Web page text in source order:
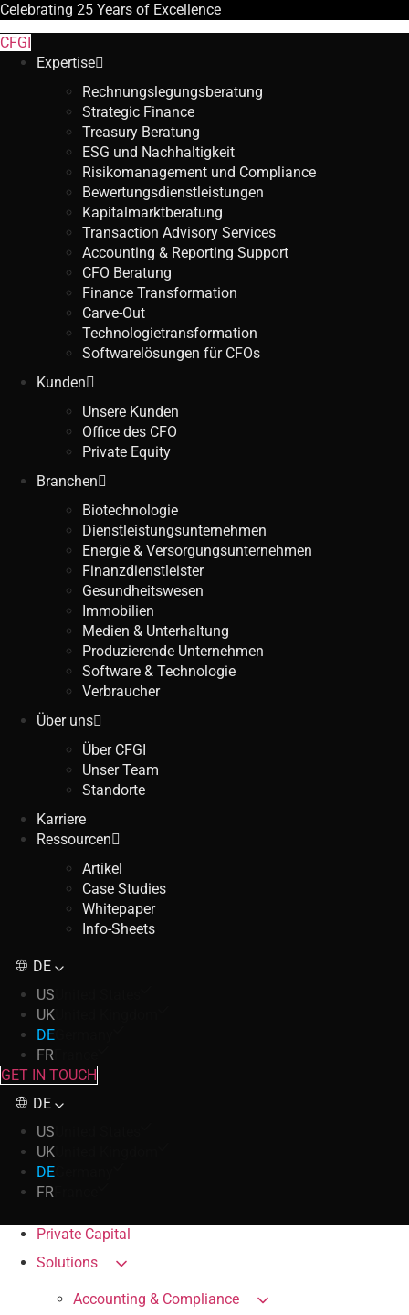
Celebrating 25 Years of Excellence
CFGI
Expertise
Rechnungslegungsberatung
Strategic Finance
Treasury Beratung
ESG und Nachhaltigkeit
Risikomanagement und Compliance
Bewertungsdienstleistungen
Kapitalmarktberatung
Transaction Advisory Services
Accounting & Reporting Support
CFO Beratung
Finance Transformation
Carve-Out
Technologietransformation
Softwarelösungen für CFOs
Kunden
Unsere Kunden
Office des CFO
Private Equity
Branchen
Biotechnologie
Dienstleistungsunternehmen
Energie & Versorgungsunternehmen
Finanzdienstleister
Gesundheitswesen
Immobilien
Medien & Unterhaltung
Produzierende Unternehmen
Software & Technologie
Verbraucher
Über uns
Über CFGI
Unser Team
Standorte
Karriere
Ressourcen
Artikel
Case Studies
Whitepaper
Info-Sheets
DE
US
UK
DE
FR
GET IN TOUCH
DE
US
UK
DE
FR
Private Capital
Solutions
Accounting & Compliance